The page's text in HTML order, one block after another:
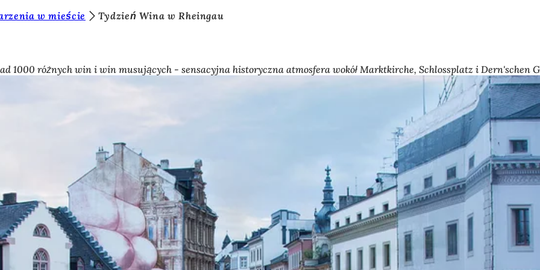
w mieście
Tydzień Wina w Rheingau
1000 różnych win i win musujących - sensacyjna historyczna atmosfera wokół Marktkirche, Schlossplatz i Dern'schen